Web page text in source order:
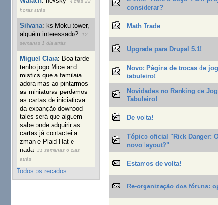
4 dias 22
horas atrás
Silvana: ks Moku tower,
alguém interessado?
12
semanas 1 dia atrás
Miguel Clara: Boa tarde
tenho jogo Mice and
mistics que a familaia
adora mas ao pintarmos
as miniaturas perdemos
as cartas de iniciaticva
da expanção downood
tales será que alguem
sabe onde adquirir as
cartas já contactei a
zman e Plaid Hat e
nada
31 semanas 6 dias
atrás
Todos os recados
considerar?
Math Trade
Upgrade para Drupal 5.1!
Novo: Página de trocas de
tabuleiro!
Novidades no Ranking de
Tabuleiro!
De volta!
Tópico oficial "Rick Danger:
novo layout?"
Estamos de volta!
Re-organização dos fóruns: